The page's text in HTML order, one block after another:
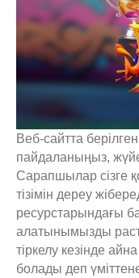
Веб-сайтта
пайдаланыңыз,
Сарапшылар сізге
тізімін дереу
ресурстарындағы
алатынымызды
тіркелу кезінде
болады деп